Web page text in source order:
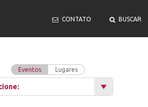
CONTATO BUSCAR
Eventos Lugares